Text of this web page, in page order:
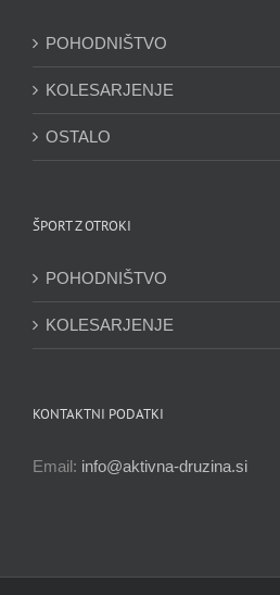
POHODNIŠTVO
KOLESARJENJE
OSTALO
ŠPORT Z OTROKI
POHODNIŠTVO
KOLESARJENJE
KONTAKTNI PODATKI
Email: info@aktivna-druzina.si